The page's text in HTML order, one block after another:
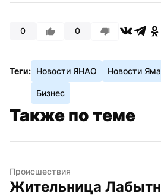
0 0
Теги: Новости ЯНАО Новости
Бизнес
Также по теме
Происшествия
Жительница